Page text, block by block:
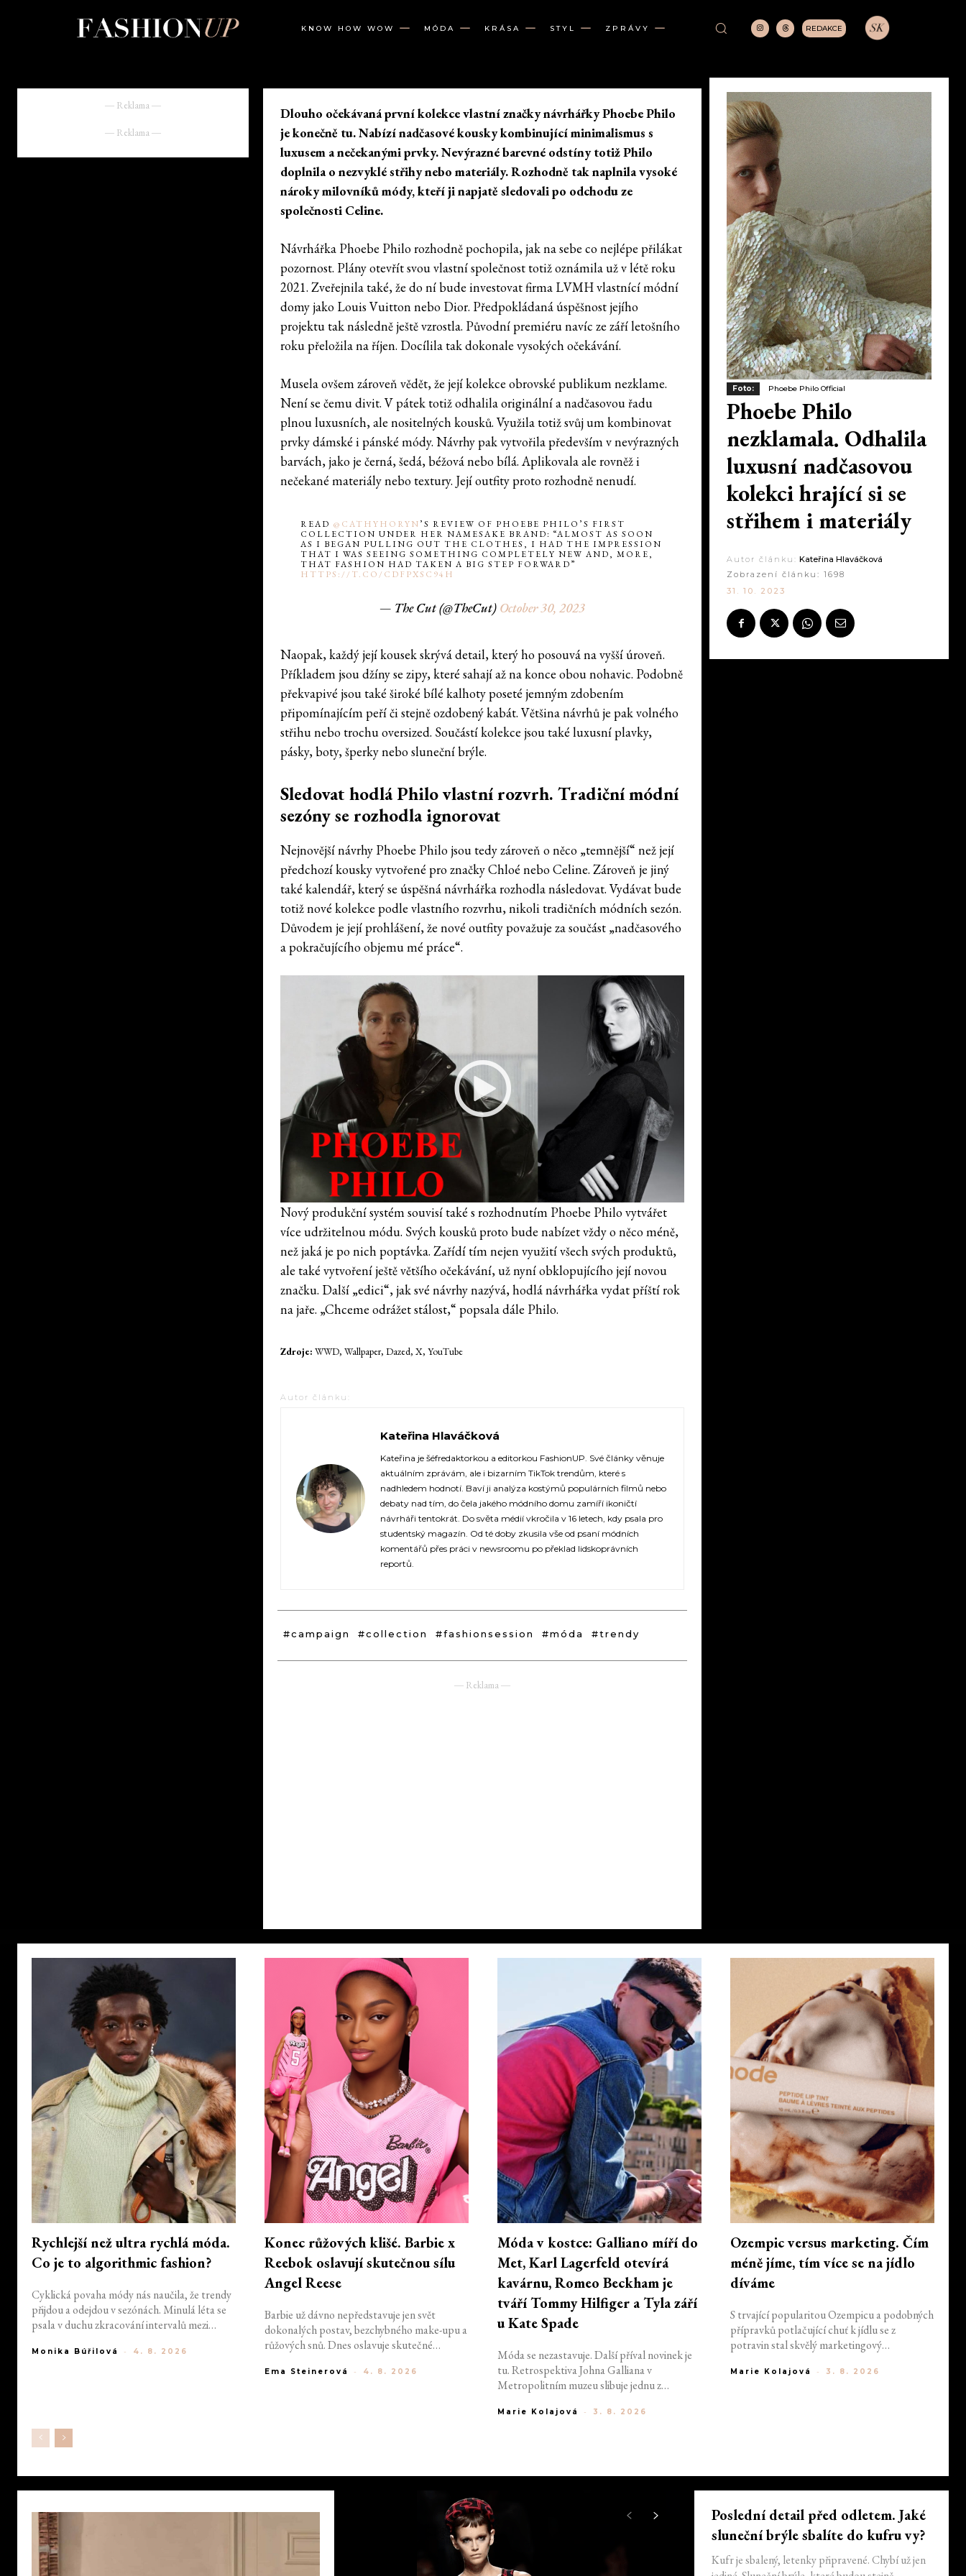
KNOW HOW WOW MÓDA KRÁSA STYL ZPRÁVY REDAKCE
― Reklama ―
― Reklama ―
Dlouho očekávaná první kolekce vlastní značky návrhářky Phoebe Philo
je konečně tu. Nabízí nadčasové kousky kombinující minimalismus s
luxusem a nečekanými prvky. Nevýrazné barevné odstíny totiž Philo
doplnila o nezvyklé střihy nebo materiály. Rozhodně tak naplnila vysoké
nároky milovníků módy, kteří ji napjatě sledovali po odchodu ze
společnosti Celine.
Návrhářka Phoebe Philo rozhodně pochopila, jak na sebe co nejlépe přilákat
pozornost. Plány otevřít svou vlastní společnost totiž oznámila už v létě roku
2021. Zveřejnila také, že do ní bude investovat firma LVMH vlastnící módní
domy jako Louis Vuitton nebo Dior. Předpokládaná úspěšnost jejího
projektu tak následně ještě vzrostla. Původní premiéru navíc ze září letošního
roku přeložila na říjen. Docílila tak dokonale vysokých očekávání.
Musela ovšem zároveň vědět, že její kolekce obrovské publikum nezklame.
Není se čemu divit. V pátek totiž odhalila originální a nadčasovou řadu
plnou luxusních, ale nositelných kousků. Využila totiž svůj um kombinovat
prvky dámské i pánské módy. Návrhy pak vytvořila především v nevýrazných
barvách, jako je černá, šedá, béžová nebo bílá. Aplikovala ale rovněž i
nečekané materiály nebo textury. Její outfity proto rozhodně nenudí.
READ @CATHYHORYN’S REVIEW OF PHOEBE PHILO’S FIRST
COLLECTION UNDER HER NAMESAKE BRAND: “ALMOST AS SOON
AS I BEGAN PULLING OUT THE CLOTHES, I HAD THE IMPRESSION
THAT I WAS SEEING SOMETHING COMPLETELY NEW AND, MORE,
THAT FASHION HAD TAKEN A BIG STEP FORWARD”
HTTPS://T.CO/CDFPXSC94H
— The Cut (@TheCut) October 30, 2023
Naopak, každý její kousek skrývá detail, který ho posouvá na vyšší úroveň.
Příkladem jsou džíny se zipy, které sahají až na konce obou nohavic. Podobně
překvapivé jsou také široké bílé kalhoty poseté jemným zdobením
připomínajícím peří či stejně ozdobený kabát. Většina návrhů je pak volného
střihu nebo trochu oversized. Součástí kolekce jsou také luxusní plavky,
pásky, boty, šperky nebo sluneční brýle.
Sledovat hodlá Philo vlastní rozvrh. Tradiční módní
sezóny se rozhodla ignorovat
Nejnovější návrhy Phoebe Philo jsou tedy zároveň o něco „temnější“ než její
předchozí kousky vytvořené pro značky Chloé nebo Celine. Zároveň je jiný
také kalendář, který se úspěšná návrhářka rozhodla následovat. Vydávat bude
totiž nové kolekce podle vlastního rozvrhu, nikoli tradičních módních sezón.
Důvodem je její prohlášení, že nové outfity považuje za součást „nadčasového
a pokračujícího objemu mé práce“.
Nový produkční systém souvisí také s rozhodnutím Phoebe Philo vytvářet
více udržitelnou módu. Svých kousků proto bude nabízet vždy o něco méně,
než jaká je po nich poptávka. Zařídí tím nejen využití všech svých produktů,
ale také vytvoření ještě většího očekávání, už nyní obklopujícího její novou
značku. Další „edici“, jak své návrhy nazývá, hodlá návrhářka vydat příští rok
na jaře. „Chceme odrážet stálost,“ popsala dále Philo.
Zdroje: WWD, Wallpaper, Dazed, X, YouTube
Autor článku:
Kateřina Hlaváčková
https://fashionup.cz/author/katerina-hlavackova/
Kateřina je šéfredaktorkou a editorkou FashionUP. Své články věnuje
aktuálním zprávám, ale i bizarním TikTok trendům, které s
nadhledem hodnotí. Baví ji analýza kostýmů populárních filmů nebo
debaty nad tím, do čela jakého módního domu zamíří ikoničtí
návrháři tentokrát. Do světa médií vkročila v 16 letech, kdy psala pro
studentský magazín. Od té doby zkusila vše od psaní módních
komentářů přes práci v newsroomu po překlad lidskoprávních
reportů.
#campaign #collection #fashionsession #móda #trendy
― Reklama ―
Foto: Phoebe Philo Official
Phoebe Philo
nezklamala. Odhalila
luxusní nadčasovou
kolekci hrající si se
střihem i materiály
Autor článku: Kateřina Hlaváčková
Zobrazení článku: 1698
31. 10. 2023
Rychlejší než ultra rychlá móda.
Co je to algorithmic fashion?
Cyklická povaha módy nás naučila, že trendy
přijdou a odejdou v sezónách. Minulá léta se
psala v duchu zkracování intervalů mezi
fashion, které z měnících se trendů těží, si v
Monika Búřilová - 4. 8. 2026
Konec růžových klišé. Barbie x
Reebok oslavují skutečnou sílu
Angel Reese
Barbie už dávno nepředstavuje jen svět
dokonalých postav, bezchybného make-upu a
růžových snů. Dnes oslavuje skutečné
inspirují miliony lidí po celém světě. Ve spojení
cestou.
Ema Steinerová - 4. 8. 2026
Móda v kostce: Galliano míří do
Met, Karl Lagerfeld otevírá
kavárnu, Romeo Beckham je
tváří Tommy Hilfiger a Tyla září
u Kate Spade
Móda se nezastavuje. Další příval novinek je
tu. Retrospektiva Johna Galliana v
Metropolitním muzeu slibuje jednu z
Romeo Beckham se stává novou tváří denimu
Marie Kolajová - 3. 8. 2026
Ozempic versus marketing. Čím
méně jíme, tím více se na jídlo
díváme
S trvající popularitou Ozempicu a podobných
přípravků potlačující chuť k jídlu se z
potravin stal skvělý marketingový
Stačí otevřít Instagram nebo TikTok, kde na
Marie Kolajová - 3. 8. 2026
Poslední detail před odletem. Jaké
sluneční brýle sbalíte do kufru vy?
Kufr je sbalený, letenky připravené. Chybí už jen